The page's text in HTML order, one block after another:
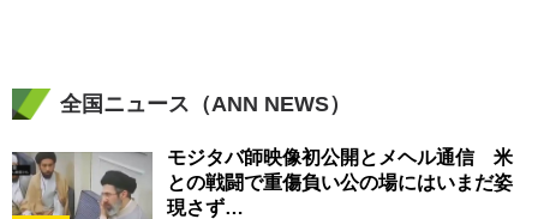
全国ニュース（ANN NEWS）
モジタバ師映像初公開とメヘル通信 米
との戦闘で重傷負い公の場にはいまだ姿
現さず…